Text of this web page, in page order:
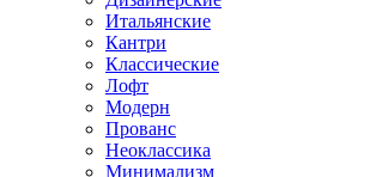
Итальянские
Кантри
Классические
Лофт
Модерн
Прованс
Неоклассика
Минимализм